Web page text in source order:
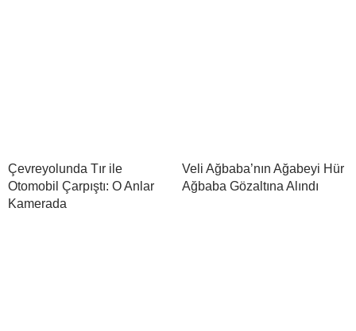
Çevreyolunda Tır ile
Otomobil Çarpıştı: O Anlar
Kamerada
Veli Ağbaba’nın Ağabeyi Hür
Ağbaba Gözaltına Alındı